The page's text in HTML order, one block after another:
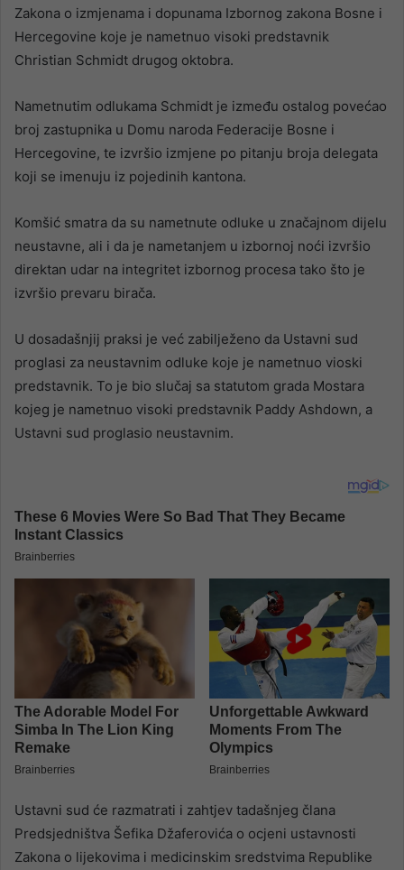
Zakona o izmjenama i dopunama Izbornog zakona Bosne i
Hercegovine koje je nametnuo visoki predstavnik
Christian Schmidt drugog oktobra.
Nametnutim odlukama Schmidt je između ostalog povećao
broj zastupnika u Domu naroda Federacije Bosne i
Hercegovine, te izvršio izmjene po pitanju broja delegata
koji se imenuju iz pojedinih kantona.
Komšić smatra da su nametnute odluke u značajnom dijelu
neustavne, ali i da je nametanjem u izbornoj noći izvršio
direktan udar na integritet izbornog procesa tako što je
izvršio prevaru birača.
U dosadašnjij praksi je već zabilježeno da Ustavni sud
proglasi za neustavnim odluke koje je nametnuo vioski
predstavnik. To je bio slučaj sa statutom grada Mostara
kojeg je nametnuo visoki predstavnik Paddy Ashdown, a
Ustavni sud proglasio neustavnim.
Ustavni sud će razmatrati i zahtjev tadašnjeg člana
Predsjedništva Šefika Džaferovića o ocjeni ustavnosti
Zakona o lijekovima i medicinskim sredstvima Republike